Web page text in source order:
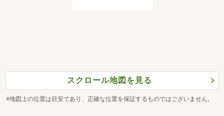
スクロール地図を見る
※地図上の位置は目安であり、正確な位置を保証するものではございません。